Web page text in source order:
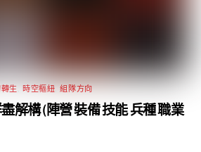
生 時空樞紐 ,組隊方向
解構 (陣營 裝備 技能 兵種 職業